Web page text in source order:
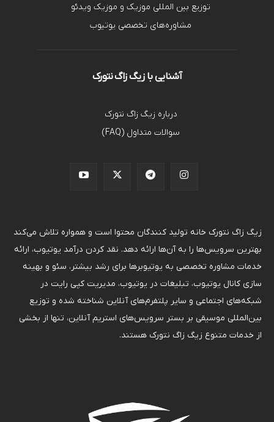
توزیع بین المللی موزیک و موزیک ویدئو
مشاوره‌های تخصصی یوتیوب
آشنایی با زیگ زاگ نتورک
درباره زیگ زاگ نتورک
سوالات متداول (FAQ)
زیگ زاگ نتورک خانه تولید کنندگان محتوا است و همواره تلاش می‌کند
بهترین سرویس‌ها را به آن‌ها ارائه دهد. نقد کردن درآمد یوتیوب، ارائه
خدمات مشاوره تخصصی به یوتیوبرها برای رشد بیشتر، سئو و بهینه
سازی کانال یوتیوب، تبلیغات در یوتیوب، مدیریت کپی رایت در
شبکه‌های اجتماعی و سایر پلتفرم‌های آنلاین شناخته شده و توزیع
بین‌المللی موسیقی بر بستر سرویس‌های استریم آنلاین، تنها از بخشی
از خدمات متنوع زیگ زاگ نتورک هستند.